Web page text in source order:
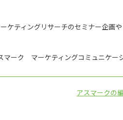
ケティングリサーチのセミナー企画
マーク マーケティングコミュニケー
アスマークの